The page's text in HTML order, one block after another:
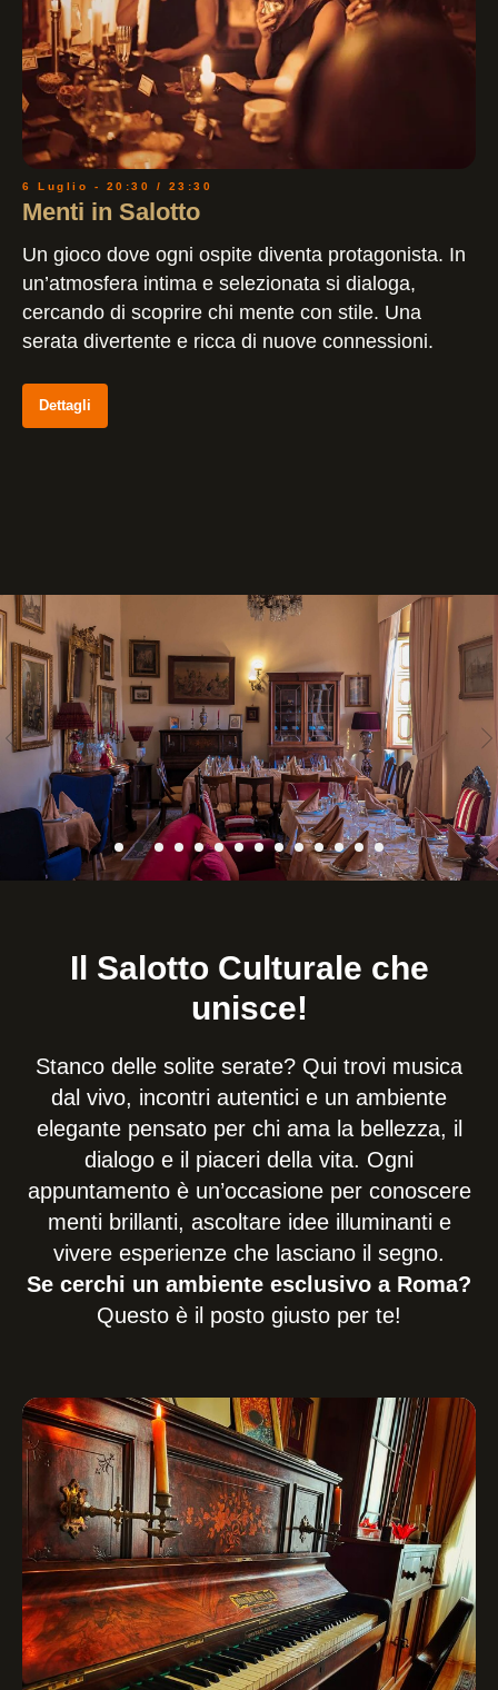
6 Luglio - 20:30 / 23:30
Menti in Salotto
Un gioco dove ogni ospite diventa protagonista. In
un’atmosfera intima e selezionata si dialoga,
cercando di scoprire chi mente con stile. Una
serata divertente e ricca di nuove connessioni.
Dettagli
Il Salotto Culturale che
unisce!
Stanco delle solite serate? Qui trovi musica
dal vivo, incontri autentici e un ambiente
elegante pensato per chi ama la bellezza, il
dialogo e il piaceri della vita. Ogni
appuntamento è un’occasione per conoscere
menti brillanti, ascoltare idee illuminanti e
vivere esperienze che lasciano il segno.
Se cerchi un ambiente esclusivo a Roma?
Questo è il posto giusto per te!